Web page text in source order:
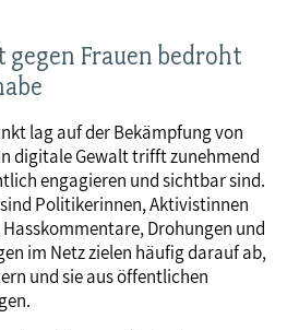
gegen Frauen bedroht
lag auf der Bekämpfung von
digitale Gewalt trifft zunehmend
engagieren und sichtbar sind.
Politikerinnen, Aktivistinnen
Drohungen und
im Netz zielen häufig darauf ab,
und sie aus öffentlichen